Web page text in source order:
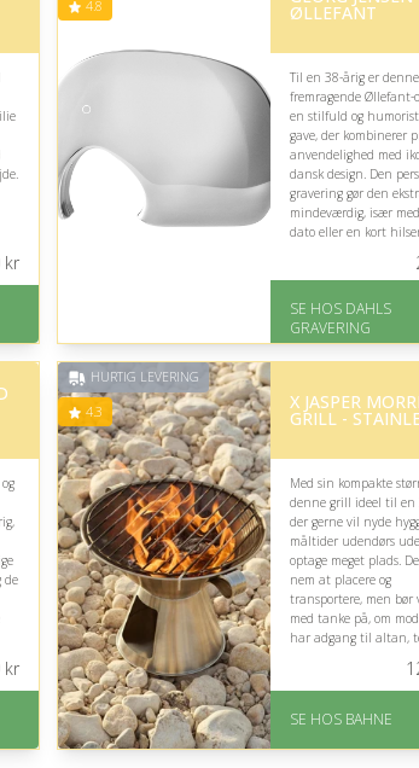
kr
4.8 ØLLEFANT
Til en 38-årig er denne
fremragende Øllefant-
en stilfuld og
gave, der kombinerer
anvendelighed med
dansk design. Den
gravering gør den
mindeværdig, især
dato eller en kort
Levering: 2-3 dage
Fremragende
SE HOS DAHLS
GRAVERING
de
kr
HURTIG LEVERING
4.3 X JASPER
GRILL -
Med sin kompakte
denne grill ideel til en
der gerne vil nyde
måltider udendørs
optage meget plads.
nem at placere og
transportere, men bør
med tanke på, om
har adgang til altan,
På lager
Levering: 1-3
SE HOS BAHNE